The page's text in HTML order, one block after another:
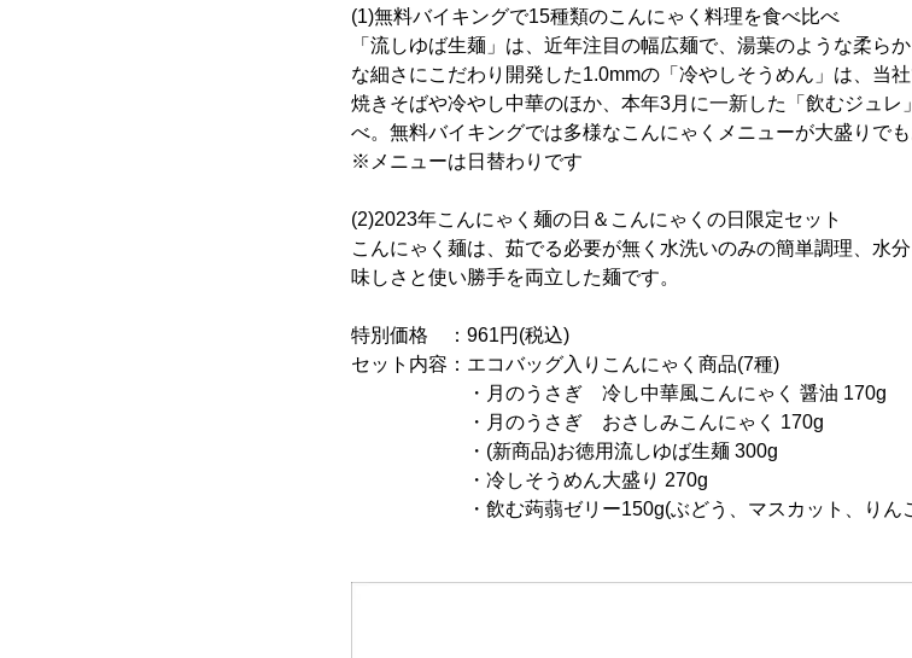
(1)無料バイキングで15種類のこんにゃく料理を食べ比べ
「流しゆば生麺」は、近年注目の幅広麺で、湯葉のような柔ら
な細さにこだわり開発した1.0mmの「冷やしそうめん」は、当
焼きそばや冷やし中華のほか、本年3月に一新した「飲むジュ
べ。無料バイキングでは多様なこんにゃくメニューが大盛りでも
※メニューは日替わりです
(2)2023年こんにゃく麺の日＆こんにゃくの日限定セット
こんにゃく麺は、茹でる必要が無く水洗いのみの簡単調理、水
味しさと使い勝手を両立した麺です。
特別価格 ：961円(税込)
セット内容：エコバッグ入りこんにゃく商品(7種)
・月のうさぎ 冷し中華風こんにゃく 醤油 170g
・月のうさぎ おさしみこんにゃく 170g
・(新商品)お徳用流しゆば生麺 300g
・冷しそうめん大盛り 270g
・飲む蒟蒻ゼリー150g(ぶどう、マスカット、りん